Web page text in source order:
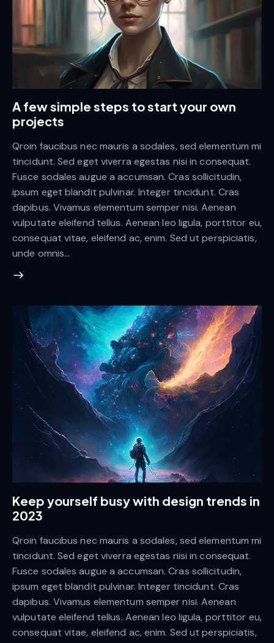
A few simple steps to start your own
projects
Qroin faucibus nec mauris a sodales, sed elementum mi
tincidunt. Sed eget viverra egestas nisi in consequat.
Fusce sodales augue a accumsan. Cras sollicitudin,
ipsum eget blandit pulvinar. Integer tincidunt. Cras
dapibus. Vivamus elementum semper nisi. Aenean
vulputate eleifend tellus. Aenean leo ligula, porttitor eu,
consequat vitae, eleifend ac, enim. Sed ut perspiciatis,
unde omnis…
Keep yourself busy with design trends in
2023
Qroin faucibus nec mauris a sodales, sed elementum mi
tincidunt. Sed eget viverra egestas nisi in consequat.
Fusce sodales augue a accumsan. Cras sollicitudin,
ipsum eget blandit pulvinar. Integer tincidunt. Cras
dapibus. Vivamus elementum semper nisi. Aenean
vulputate eleifend tellus. Aenean leo ligula, porttitor eu,
consequat vitae, eleifend ac, enim. Sed ut perspiciatis,